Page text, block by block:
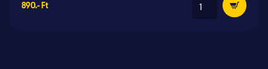
890.- Ft